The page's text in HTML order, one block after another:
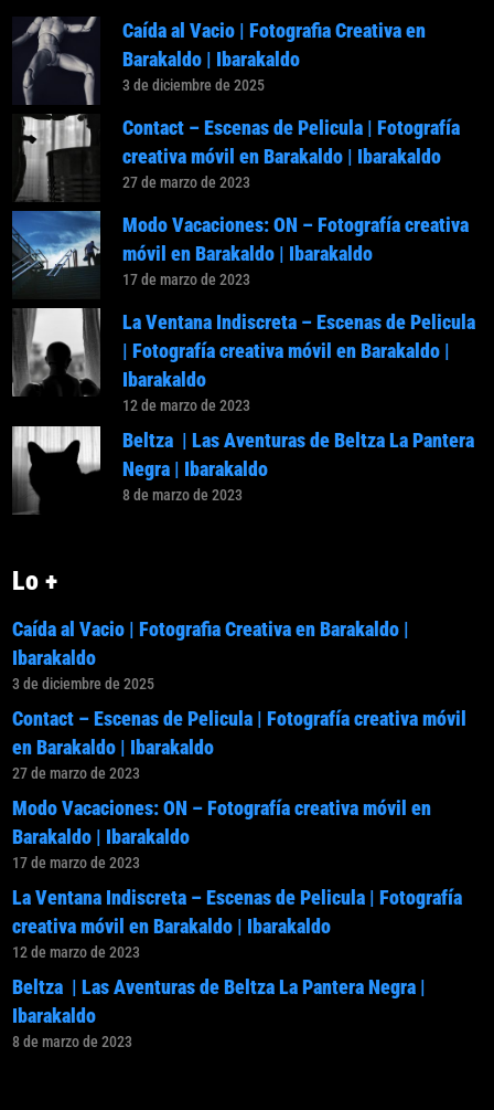
Caída al Vacio | Fotografia Creativa en
Barakaldo | Ibarakaldo
3 de diciembre de 2025
Contact – Escenas de Pelicula | Fotografía
creativa móvil en Barakaldo | Ibarakaldo
27 de marzo de 2023
Modo Vacaciones: ON – Fotografía creativa
móvil en Barakaldo | Ibarakaldo
17 de marzo de 2023
La Ventana Indiscreta – Escenas de Pelicula
| Fotografía creativa móvil en Barakaldo |
Ibarakaldo
12 de marzo de 2023
Beltza | Las Aventuras de Beltza La Pantera
Negra | Ibarakaldo
8 de marzo de 2023
Lo +
Caída al Vacio | Fotografia Creativa en Barakaldo |
Ibarakaldo
3 de diciembre de 2025
Contact – Escenas de Pelicula | Fotografía creativa móvil
en Barakaldo | Ibarakaldo
27 de marzo de 2023
Modo Vacaciones: ON – Fotografía creativa móvil en
Barakaldo | Ibarakaldo
17 de marzo de 2023
La Ventana Indiscreta – Escenas de Pelicula | Fotografía
creativa móvil en Barakaldo | Ibarakaldo
12 de marzo de 2023
Beltza | Las Aventuras de Beltza La Pantera Negra |
Ibarakaldo
8 de marzo de 2023